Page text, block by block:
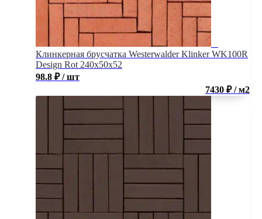
Клинкерная брусчатка Westerwalder Klinker WK100R
Design Rot 240х50х52
98.8 ₽ / шт
7430 ₽ / м2